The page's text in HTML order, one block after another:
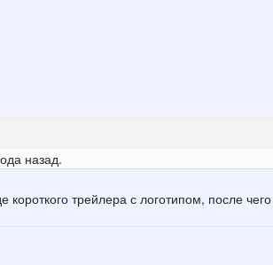
назад.
короткого трейлера с логотипом, после